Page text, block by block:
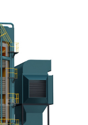
МПа Тепловая
н...